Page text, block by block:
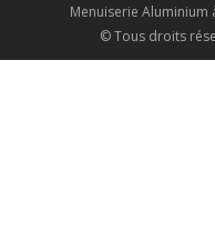
Menuiserie Aluminium
© Tous droits